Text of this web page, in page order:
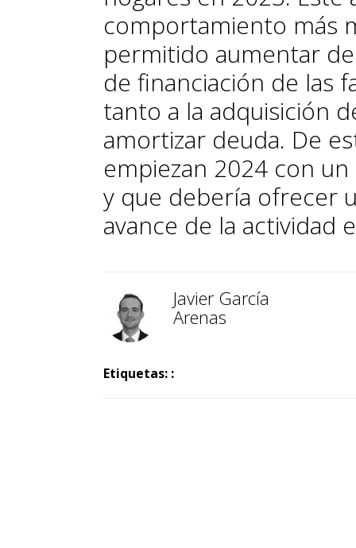
comportamiento más
permitido aumentar
de financiación de las
tanto a la adquisición
amortizar deuda. De
empiezan 2024 con
y que debería ofrecer
avance de la actividad
Javier García
Arenas
Etiquetas: